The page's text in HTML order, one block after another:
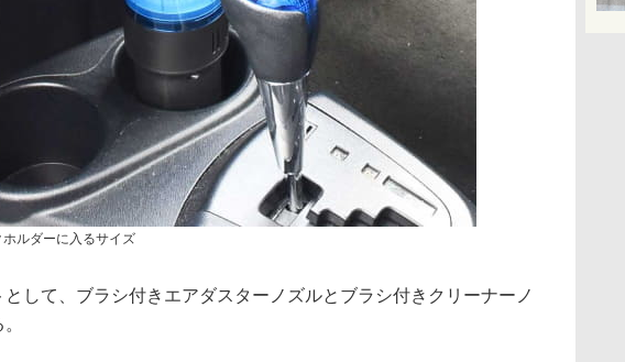
ホルダーに入るサイズ
として、ブラシ付きエアダスターノズルとブラシ付きクリーナーノ